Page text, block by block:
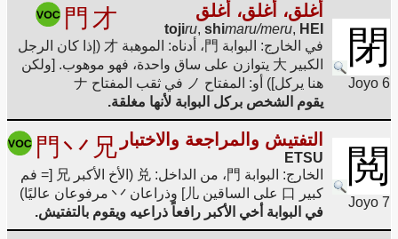
閉
Joyo 6
أغلق، أغلق، أغلق
tojiru, shimaru/meru, HEI
門 才
في الخارج: البوابة 門، أدناه: الموهبة 才 (إذا كان الرجل
الكبير 大 يتوازن على ساق واحدة، فهو موهوب. [ولكن
هنا يركل]) أو: المفتاح ノ في ثقب المفتاح ナ
يقوم الشخص بركل البوابة لأنها مغلقة.
閲
Joyo 7
التفتيش والمراجعة والاختبار
ETSU
門 丷 兄
الخارج: البوابة 門، من الداخل: 兑 (الأخ الأكبر 兄 [= فم
كبير 口 على الساقين 儿] وذراعان 丷 مرفوعان عاليًا)
في البوابة أخي الأكبر رافعاً ذراعيه ويقوم بالتفتيش.